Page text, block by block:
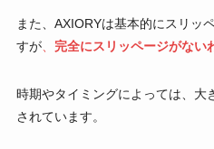
また、AXIORYは基本的にスリッ
すが、 完全にスリッページがない
時期やタイミングによっては、大
されています。